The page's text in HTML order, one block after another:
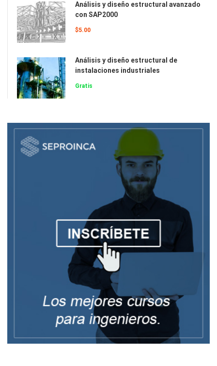
Análisis y diseño estructural avanzado
con SAP2000
$5.00
Análisis y diseño estructural de
instalaciones industriales
Gratis